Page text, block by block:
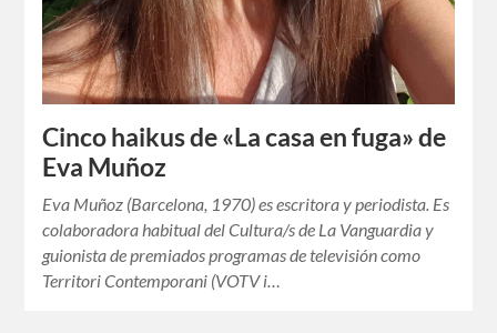
Cinco haikus de «La casa en fuga» de
Eva Muñoz
Eva Muñoz (Barcelona, 1970) es escritora y periodista. Es
colaboradora habitual del Cultura/s de La Vanguardia y
guionista de premiados programas de televisión como
Territori Contemporani (VOTV i…